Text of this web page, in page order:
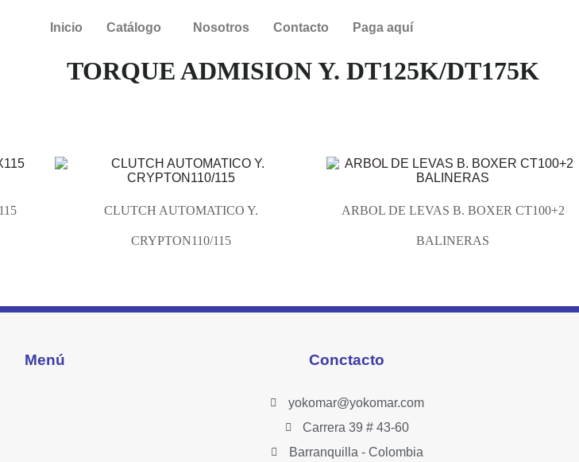
Inicio Catálogo Nosotros Contacto Paga aquí
TORQUE ADMISION Y. DT125K/DT175K
CLUTCH AUTOMATICO Y.
CRYPTON110/115
ARBOL DE LEVAS B. BOXER CT100+2
BALINERAS
Menú Conctacto
yokomar@yokomar.com
Carrera 39 # 43-60
Barranquilla - Colombia